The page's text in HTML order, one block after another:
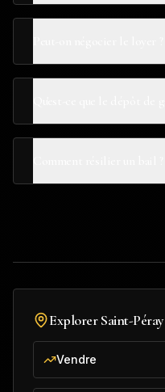
ExplorerSaint-Péray
Vendre